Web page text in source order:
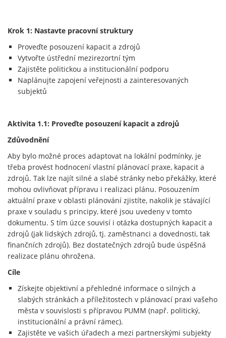
Krok 1: Nastavte pracovní struktury
Proveďte posouzení kapacit a zdrojů
Vytvořte ústřední mezirezortní tým
Zajistěte politickou a institucionální podporu
Naplánujte zapojení veřejnosti a zainteresovaných
subjektů
Aktivita 1.1: Proveďte posouzení kapacit a zdrojů
Zdůvodnění
Aby bylo možné proces adaptovat na lokální podmínky, je
třeba provést hodnocení vlastní plánovací praxe, kapacit a
zdrojů. Tak lze najít silné a slabé stránky nebo překážky, které
mohou ovlivňovat přípravu i realizaci plánu. Posouzením
aktuální praxe v oblasti plánování zjistíte, nakolik je stávající
praxe v souladu s principy, které jsou uvedeny v tomto
dokumentu. S tím úzce souvisí i otázka dostupných kapacit a
zdrojů (jak lidských zdrojů, tj. zaměstnanci a dovednosti, tak
finančních zdrojů). Bez dostatečných zdrojů bude úspěšná
realizace plánu ohrožena.
Cíle
Získejte objektivní a přehledné informace o silných a
slabých stránkách a příležitostech v plánovací praxi vašeho
města v souvislosti s přípravou PUMM (např. politický,
institucionální a právní rámec).
Zajistěte ve vašich úřadech a mezi partnerskými subjekty